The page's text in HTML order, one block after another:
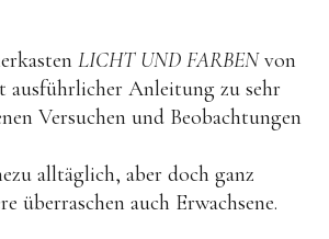
| Seife & Kerzen
| Papierdesign & Kissen
things | Kerzenhalter
LICHT UND FARBENvon
ausführlicher Anleitung zu sehr
Versuchen und Beobachtungen
alltäglich, aber doch ganz
überraschen auch Erwachsene.